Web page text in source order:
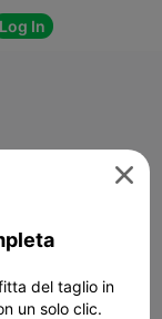
Log In

del taglio in
un solo clic.